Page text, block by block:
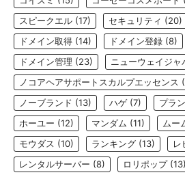
スピークエル (17) セキュリティ (20)
ドメイン取得 (14) ドメイン登録 (8)
ドメイン管理 (23) ニューウェイジャ
ノコアヘアサポートスカルプエッセンス
ノーブランド (13) ハゲ (7) プラ
ホーユー (12) マンダム (11) ムー
モウダス (10) ランキング (13) レ
レンタルサーバー (8) ロリポップ(13)